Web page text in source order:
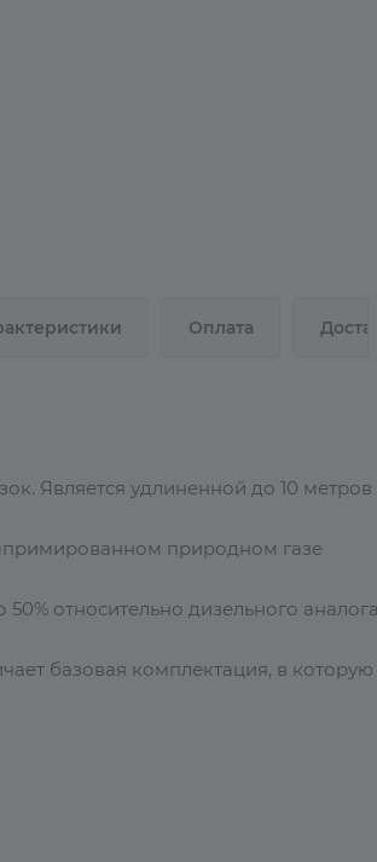
Оплата
Является удлиненной до 10 метров
природном газе
относительно дизельного
базовая комплектация, в которую